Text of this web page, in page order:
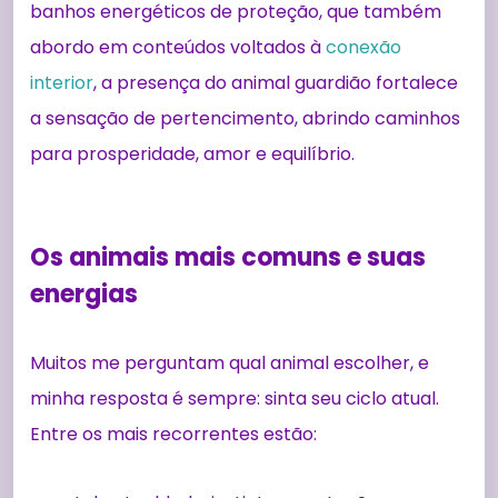
banhos energéticos de proteção, que também
abordo em conteúdos voltados àconexão
interior, a presença do animal guardião fortalece
a sensação de pertencimento, abrindo caminhos
para prosperidade, amor e equilíbrio.
Os animais mais comuns e suas
energias
Muitos me perguntam qual animal escolher, e
minha resposta é sempre: sinta seu ciclo atual.
Entre os mais recorrentes estão: